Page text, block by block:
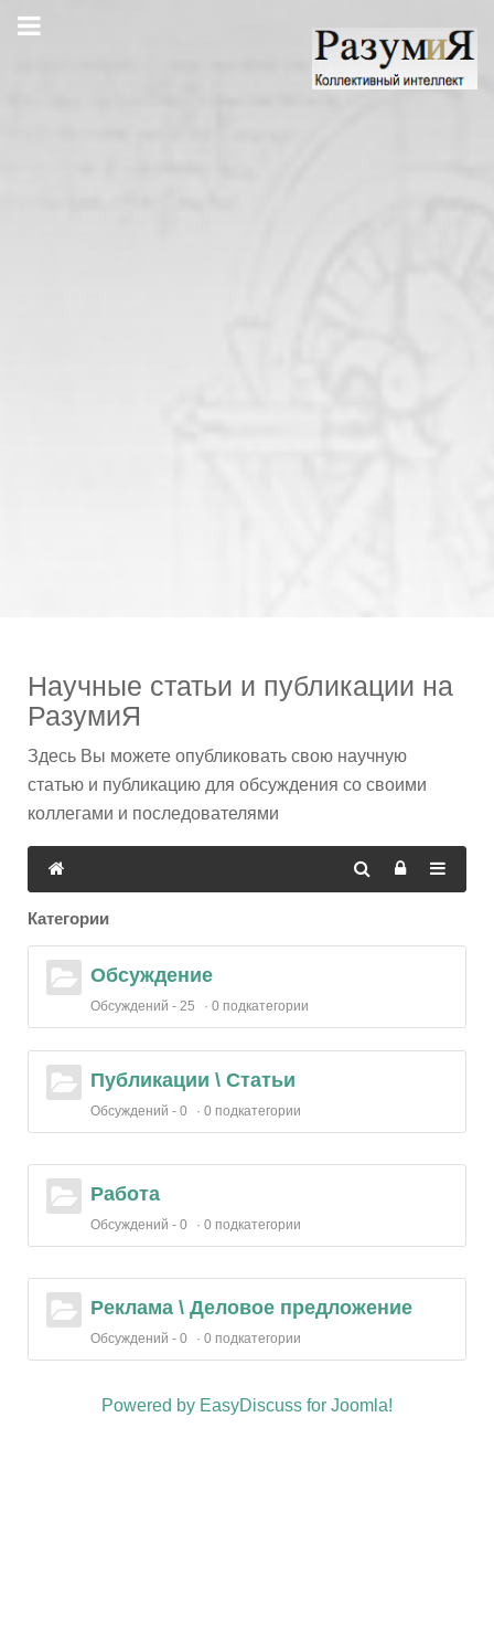
Научные статьи и публикации на
РазумиЯ
Здесь Вы можете опубликовать свою научную
статью и публикацию для обсуждения со своими
коллегами и последователями
Категории
Обcуждение
Обсуждений - 25 0 подкатегории
Публикации \ Статьи
Обсуждений - 0 0 подкатегории
Работа
Обсуждений - 0 0 подкатегории
Реклама \ Деловое предложение
Обсуждений - 0 0 подкатегории
Powered by EasyDiscuss for Joomla!